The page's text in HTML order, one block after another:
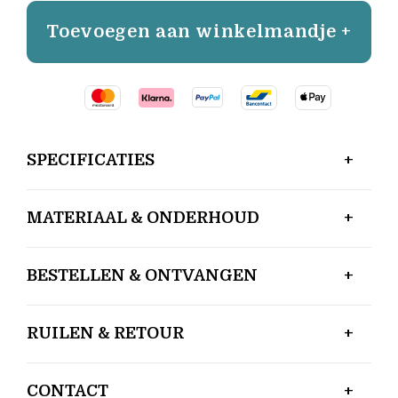
Toevoegen aan winkelmandje +
SPECIFICATIES
MATERIAAL & ONDERHOUD
BESTELLEN & ONTVANGEN
RUILEN & RETOUR
CONTACT